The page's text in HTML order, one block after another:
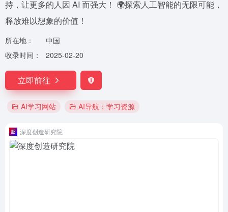
持，让更多的人因 AI 而强大！ 🌍探索人工智能的无限可能，
释放难以想象的价值！
所在地：
中国
收录时间：
2025-02-20
立即前往
AI学习网站 AI导航：学习资源
深度创造研究院